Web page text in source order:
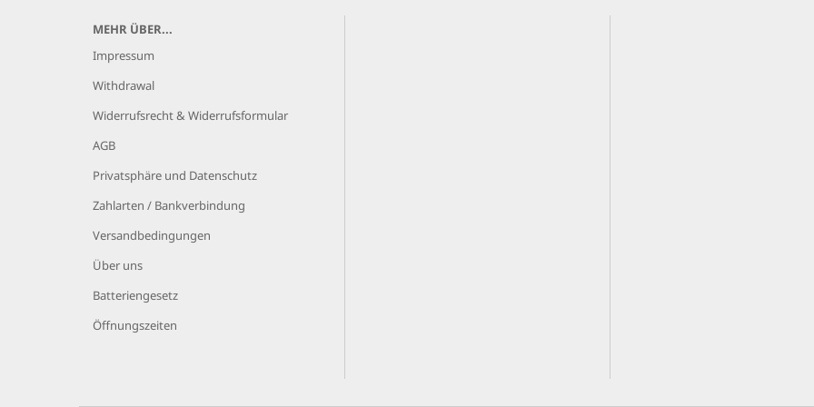
MEHR ÜBER...
Impressum
Withdrawal
Widerrufsrecht & Widerrufsformular
AGB
Privatsphäre und Datenschutz
Zahlarten / Bankverbindung
Versandbedingungen
Über uns
Batteriengesetz
Öffnungszeiten